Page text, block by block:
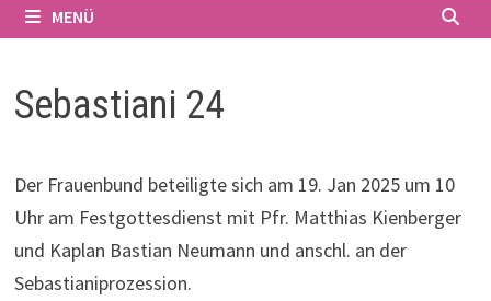
MENÜ
Sebastiani 24
Der Frauenbund beteiligte sich am 19. Jan 2025 um 10
Uhr am Festgottesdienst mit Pfr. Matthias Kienberger
und Kaplan Bastian Neumann und anschl. an der
Sebastianiprozession.